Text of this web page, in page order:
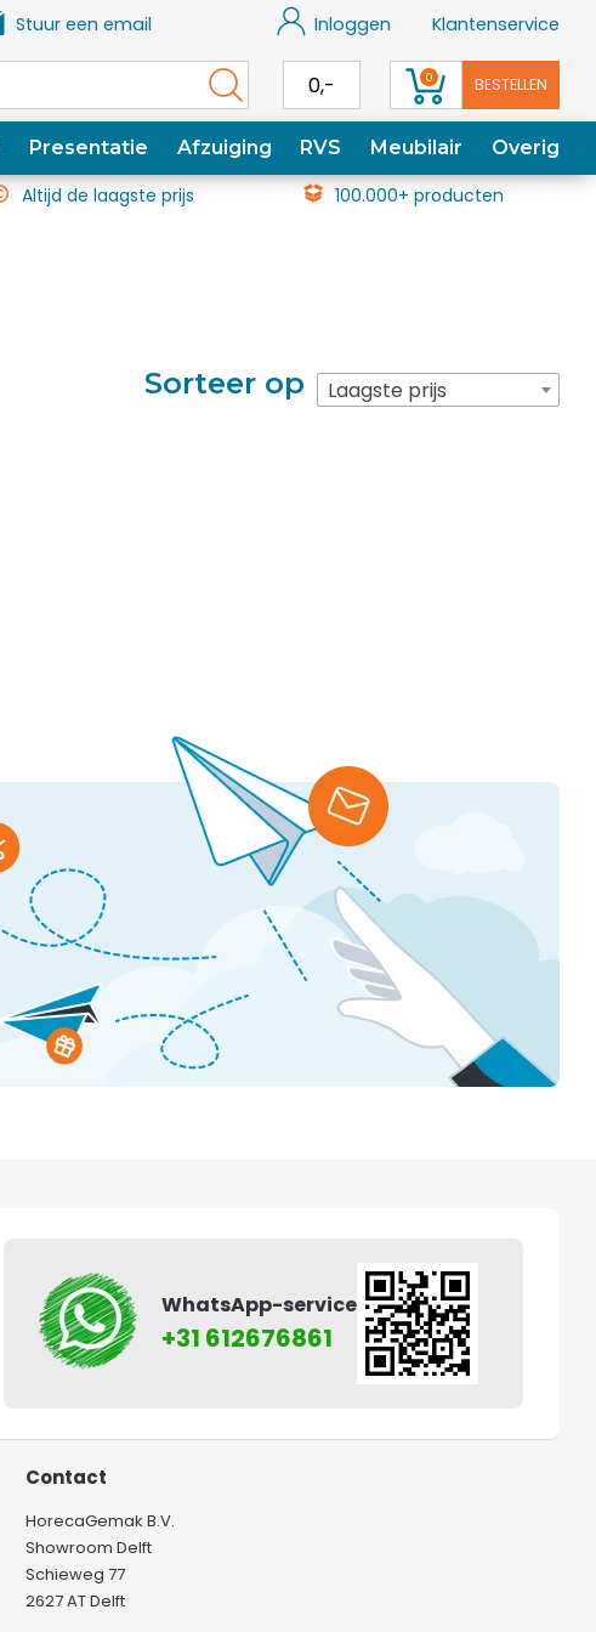
Stuur een email Inloggen Klantenservice
0,- 0 BESTELLEN
Presentatie Afzuiging RVS Meubilair Overig
Altijd de laagste prijs 100.000+ producten
Sorteer op
Laagste prijs
WhatsApp-service
+31 612676861
Contact
HorecaGemak B.V.
Showroom Delft
Schieweg 77
2627 AT Delft